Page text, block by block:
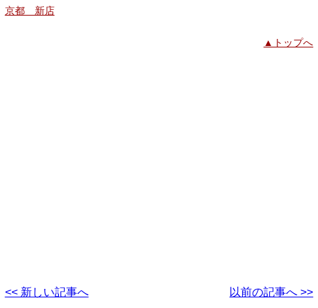
京都 新店
▲トップへ
<< 新しい記事へ 以前の記事へ >>